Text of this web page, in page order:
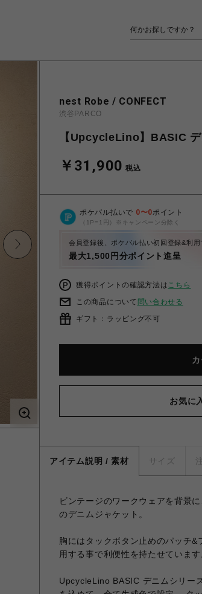
nest Robe / CONFECT
渋谷PARCO
【UpcycleLino】BASIC デ
￥31,900 税込
ポケパル払いで 0〜0ポイント
（1P=1円）※キャンペーン分除く
会員登録後、ポケパル払い初回登録&利用
最大1,500円分ポイント進呈
獲得ポイントの確認方法はこちら
この商品について 問い合わせる
ギフト：ラッピング不可
お気に
アイテム説明 / 素材 サイズ
ビンテージのワークウェアを背景
のデニムジャケット。
胸にはタックボタン止めのパッチ
用する事で利便性を持たせています
UpcycleLino BASIC デニムシリー